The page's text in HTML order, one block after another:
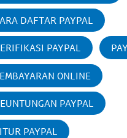
DAFTAR PAYPAL
PAYPAL
ONLINE
PAYPAL
PAYPAL